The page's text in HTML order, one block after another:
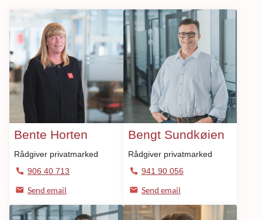
Bente Horten
Rådgiver privatmarked
906 40 713
Send email
Bengt Sundkøien
Rådgiver privatmarked
941 90 056
Send email